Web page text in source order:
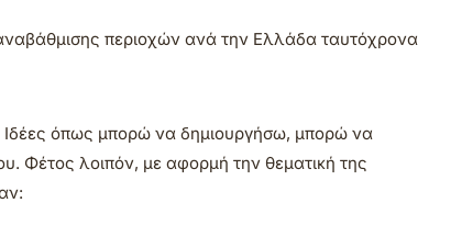
περιοχών ανά την Ελλάδα ταυτόχρονα
Ιδέες όπως μπορώ να δημιουργήσω, μπορώ να
Φέτος λοιπόν, με αφορμή την θεματική της